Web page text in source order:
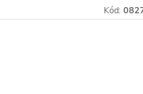
Kód: